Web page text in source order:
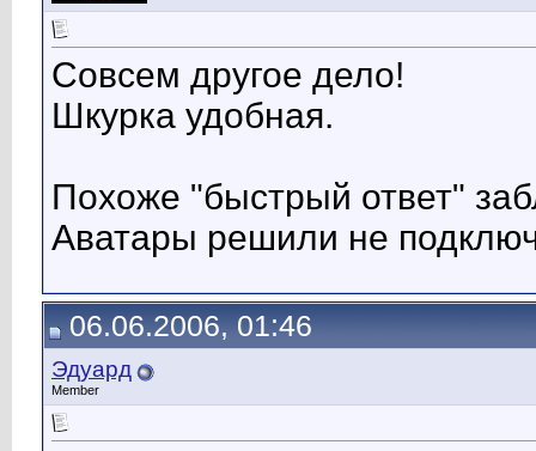
Совсем другое дело!
Шкурка удобная.
Похоже "быстрый ответ"
Аватары решили не
06.06.2006, 01:46
Эдуард
Member